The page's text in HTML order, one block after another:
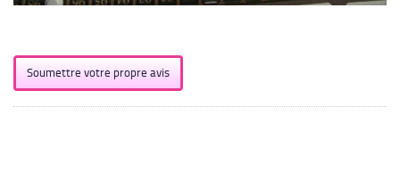
Soumettre votre propre avis